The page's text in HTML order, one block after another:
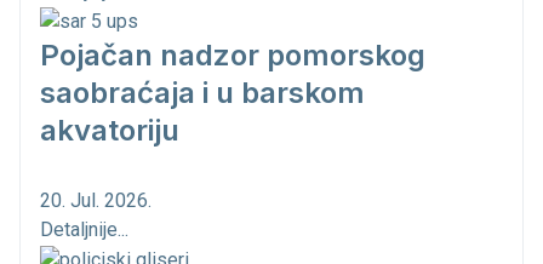
Pojačan nadzor pomorskog
saobraćaja i u barskom
akvatoriju
20. Jul. 2026.
Detaljnije...